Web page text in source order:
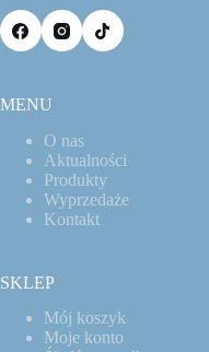
MENU
O nas
Aktualności
Produkty
Wyprzedaże
Kontakt
SKLEP
Mój koszyk
Moje konto